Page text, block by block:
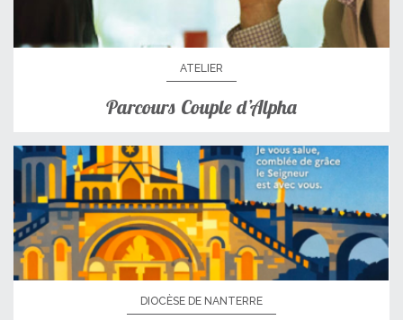
ATELIER
Parcours Couple d’Alpha
DIOCÈSE DE NANTERRE